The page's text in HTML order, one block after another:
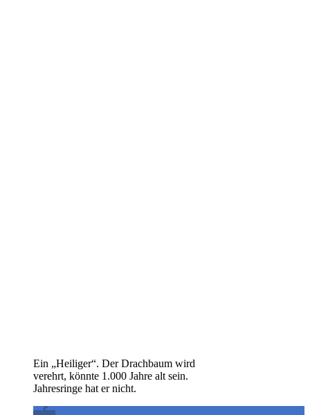
Ein „Heiliger“. Der Drachbaum wird
verehrt, könnte 1.000 Jahre alt sein.
Jahresringe hat er nicht.